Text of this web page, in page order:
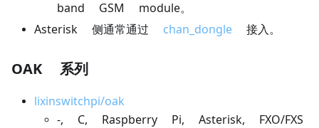
band GSM module。
Asterisk 侧通常通过 chan_dongle 接入。
OAK 系列
lixinswitchpi/oak
-, C, Raspberry Pi, Asterisk, FXO/FXS